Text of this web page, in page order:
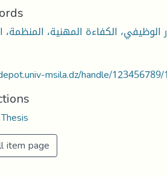
الكفاءة المهنية،
msila.dz/handle/
item page